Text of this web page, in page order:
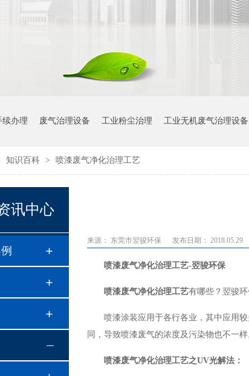
续办理 废气治理设备 工业粉尘治理 工业无机废气治理设备
知识百科 > 喷漆废气净化治理工艺
来源： 东莞市翌骏环保 发布日期： 2018.05.29
喷漆废气净化治理工艺-翌骏环保
喷漆废气净化治理工艺有哪些？翌骏
喷漆涂装应用于各行各业，其中应用
同，导致喷漆废气的浓度及污染物也不一
喷漆废气净化治理工艺之UV光解法：
讯中心